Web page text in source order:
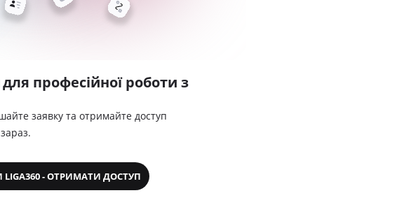
професійної роботи з
заявку та отримайте доступ
- ОТРИМАТИ ДОСТУП